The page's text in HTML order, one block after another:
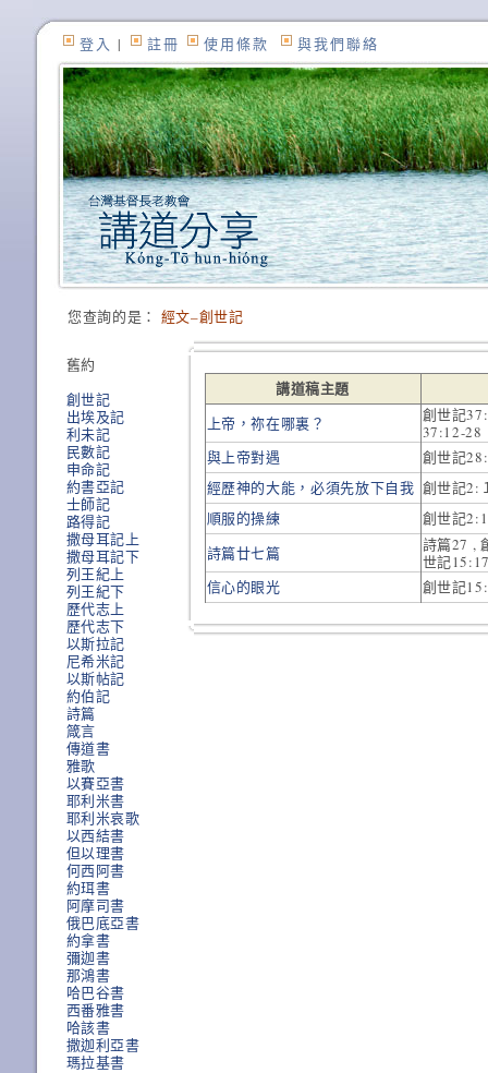
登入 | 註冊 使用條款 與我們聯絡
您查詢的是： 經文–創世記
舊約
創世記
出埃及記
利未記
民數記
申命記
約書亞記
士師記
路得記
撒母耳記上
撒母耳記下
列王紀上
列王紀下
歷代志上
歷代志下
以斯拉記
尼希米記
以斯帖記
約伯記
詩篇
箴言
傳道書
雅歌
以賽亞書
耶利米書
耶利米哀歌
以西結書
但以理書
何西阿書
約珥書
阿摩司書
俄巴底亞書
約拿書
彌迦書
那鴻書
哈巴谷書
西番雅書
哈該書
撒迦利亞書
瑪拉基書
講道稿主題
上帝，祢在哪裏？
創世記
37:12-
與上帝對遇
創世記
經歷神的大能，必須先放下自我 創世記
順服的操練
創世記
詩篇廿七篇
詩篇27 ,
世記
信心的眼光
創世記